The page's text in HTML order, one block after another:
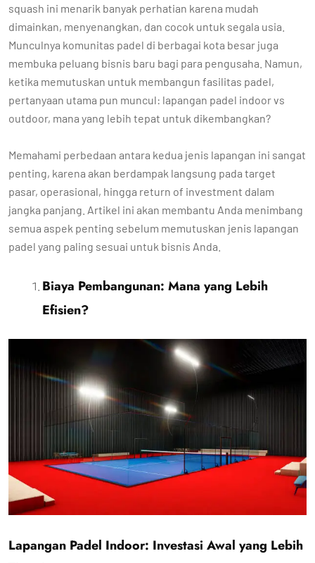
squash ini menarik banyak perhatian karena mudah
dimainkan, menyenangkan, dan cocok untuk segala usia.
Munculnya komunitas padel di berbagai kota besar juga
membuka peluang bisnis baru bagi para pengusaha. Namun,
ketika memutuskan untuk membangun fasilitas padel,
pertanyaan utama pun muncul: lapangan padel indoor vs
outdoor, mana yang lebih tepat untuk dikembangkan?
Memahami perbedaan antara kedua jenis lapangan ini sangat
penting, karena akan berdampak langsung pada target
pasar, operasional, hingga return of investment dalam
jangka panjang. Artikel ini akan membantu Anda menimbang
semua aspek penting sebelum memutuskan jenis lapangan
padel yang paling sesuai untuk bisnis Anda.
Biaya Pembangunan: Mana yang Lebih
Efisien?
Lapangan Padel Indoor: Investasi Awal yang Lebih